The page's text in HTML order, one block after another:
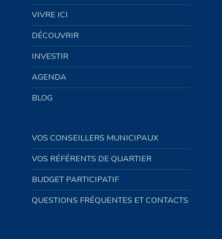
VIVRE ICI
DÉCOUVRIR
INVESTIR
AGENDA
BLOG
VOS CONSEILLERS MUNICIPAUX
VOS RÉFÉRENTS DE QUARTIER
BUDGET PARTICIPATIF
QUESTIONS FRÉQUENTES ET CONTACTS